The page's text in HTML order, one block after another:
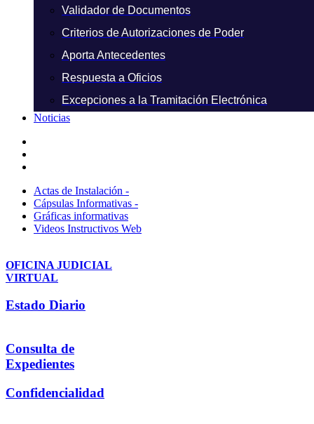
Validador de Documentos
Criterios de Autorizaciones de Poder
Aporta Antecedentes
Respuesta a Oficios
Excepciones a la Tramitación Electrónica
Noticias
Actas de Instalación -
Cápsulas Informativas -
Gráficas informativas
Videos Instructivos Web
OFICINA JUDICIAL
VIRTUAL
Estado Diario
Consulta de
Expedientes
Confidencialidad